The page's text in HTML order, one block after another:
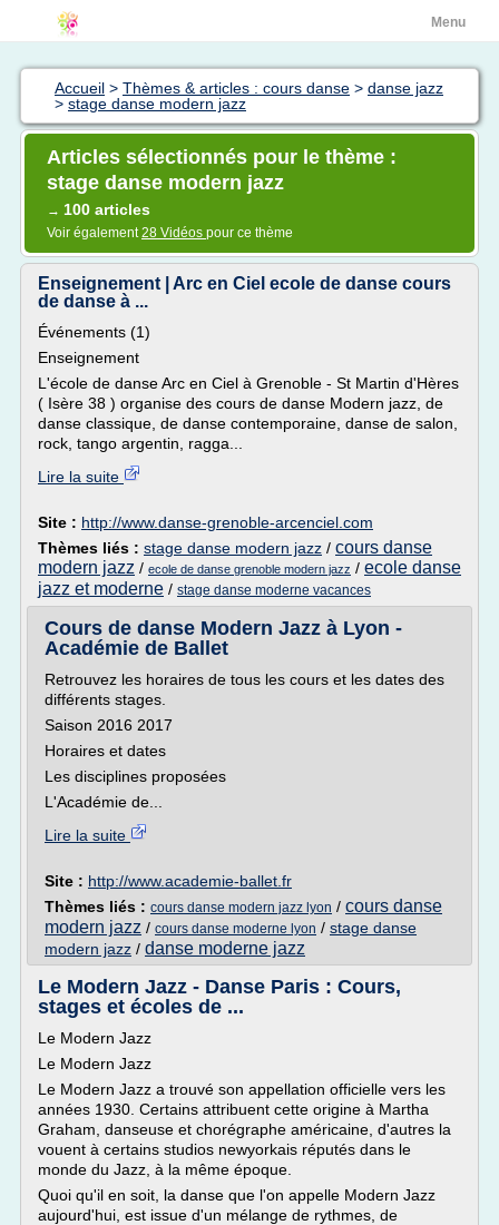
Menu
Accueil > Thèmes & articles : cours danse > danse jazz
> stage danse modern jazz
Articles sélectionnés pour le thème :
stage danse modern jazz
→ 100 articles
Voir également28 Vidéos pour ce thème
Enseignement | Arc en Ciel ecole de danse cours
de danse à ...
Événements (1)
Enseignement
L'école de danse Arc en Ciel à Grenoble - St Martin d'Hères
( Isère 38 ) organise des cours de danse Modern jazz, de
danse classique, de danse contemporaine, danse de salon,
rock, tango argentin, ragga...
Lire la suite
Site : http://www.danse-grenoble-arcenciel.com
Thèmes liés : stage danse modern jazz / cours danse
modern jazz / ecole de danse grenoble modern jazz / ecole danse
jazz et moderne / stage danse moderne vacances
Cours de danse Modern Jazz à Lyon -
Académie de Ballet
Retrouvez les horaires de tous les cours et les dates des
différents stages.
Saison 2016 2017
Horaires et dates
Les disciplines proposées
L'Académie de...
Lire la suite
Site : http://www.academie-ballet.fr
Thèmes liés : cours danse modern jazz lyon / cours danse
modern jazz / cours danse moderne lyon / stage danse
modern jazz / danse moderne jazz
Le Modern Jazz - Danse Paris : Cours,
stages et écoles de ...
Le Modern Jazz
Le Modern Jazz
Le Modern Jazz a trouvé son appellation officielle vers les
années 1930. Certains attribuent cette origine à Martha
Graham, danseuse et chorégraphe américaine, d'autres la
vouent à certains studios newyorkais réputés dans le
monde du Jazz, à la même époque.
Quoi qu'il en soit, la danse que l'on appelle Modern Jazz
aujourd'hui, est issue d'un mélange de rythmes, de